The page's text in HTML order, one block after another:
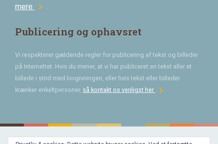
mere chevron_right
Publicering og ophavsret
Vi respekterer gældende regler for publicering af tekst og billeder
på Internettet. Hvis du mener, at vi har publiceret en tekst eller et
billede i strid med lovgivningen, eller hvis tekst eller billeder
krænker enkeltpersoner, så kontakt os venligst herchevron_right